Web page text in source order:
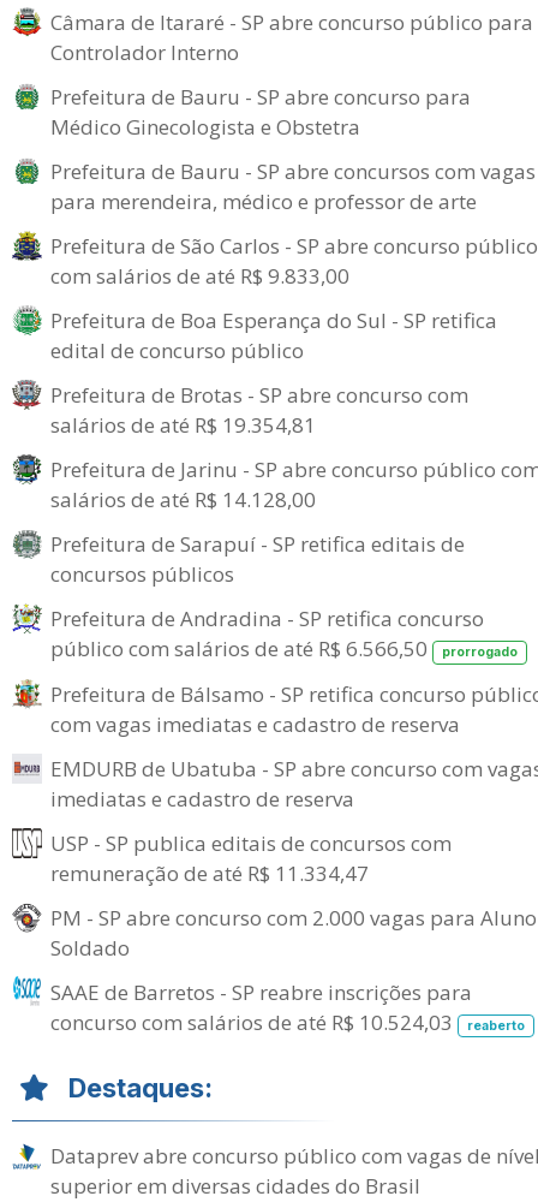
Câmara de Itararé - SP abre concurso público para
Controlador Interno
Prefeitura de Bauru - SP abre concurso para
Médico Ginecologista e Obstetra
Prefeitura de Bauru - SP abre concursos com vagas
para merendeira, médico e professor de arte
Prefeitura de São Carlos - SP abre concurso público
com salários de até R$ 9.833,00
Prefeitura de Boa Esperança do Sul - SP retifica
edital de concurso público
Prefeitura de Brotas - SP abre concurso com
salários de até R$ 19.354,81
Prefeitura de Jarinu - SP abre concurso público
salários de até R$ 14.128,00
Prefeitura de Sarapuí - SP retifica editais de
concursos públicos
Prefeitura de Andradina - SP retifica concurso
público com salários de até R$ 6.566,50
prorrogado
Prefeitura de Bálsamo - SP retifica concurso
com vagas imediatas e cadastro de reserva
EMDURB de Ubatuba - SP abre concurso com
imediatas e cadastro de reserva
USP - SP publica editais de concursos com
remuneração de até R$ 11.334,47
PM - SP abre concurso com 2.000 vagas para
Soldado
SAAE de Barretos - SP reabre inscrições para
concurso com salários de até R$ 10.524,03
reaberto
Destaques:
Dataprev abre concurso público com vagas de
superior em diversas cidades do Brasil